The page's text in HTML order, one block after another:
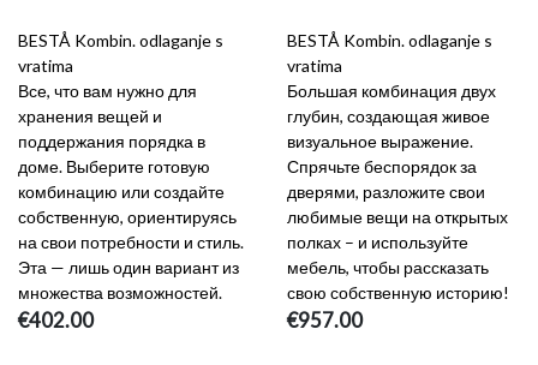
BESTÅ Kombin. odlaganje s
vratima
Все, что вам нужно для
хранения вещей и
поддержания порядка в
доме. Выберите готовую
комбинацию или создайте
собственную, ориентируясь
на свои потребности и стиль.
Эта — лишь один вариант из
множества возможностей.
€402.00
BESTÅ Kombin. odlaganje s
vratima
Большая комбинация двух
глубин, создающая живое
визуальное выражение.
Спрячьте беспорядок за
дверями, разложите свои
любимые вещи на открытых
полках – и используйте
мебель, чтобы рассказать
свою собственную историю!
€957.00